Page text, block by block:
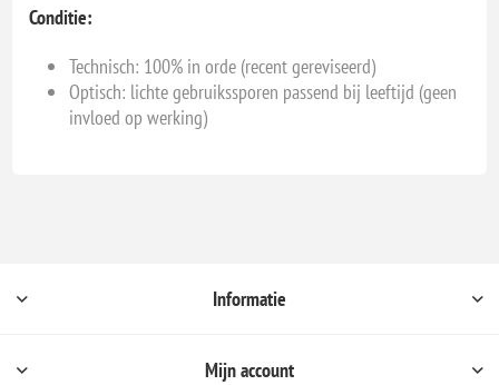
Conditie:
Technisch: 100% in orde (recent gereviseerd)
Optisch: lichte gebruikssporen passend bij leeftijd (geen
invloed op werking)
Informatie
Mijn account